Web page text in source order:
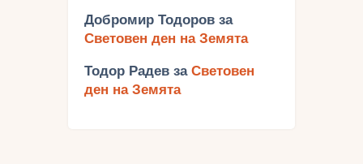
Добромир Тодоров за
Световен ден на Земята
Тодор Радев за Световен
ден на Земята